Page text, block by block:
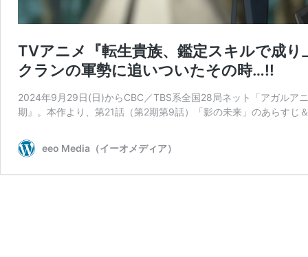
TVアニメ『転生貴族、鑑定スキルで成
クランの軍勢に追いついたその時…!!
2024年9月29日(日)からCBC／TBS系全国28局ネット「アガルア
期』。本作より、第21話（第2期第9話）「影の未来」のあらすじ
eeo Media（イーオメディア）